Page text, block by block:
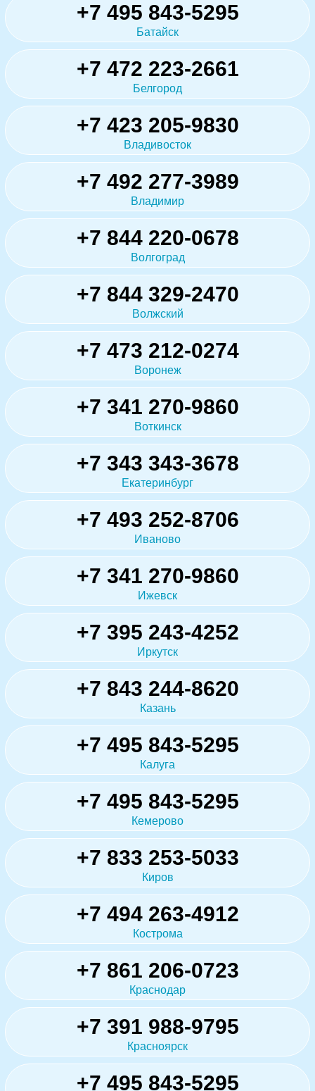
+7 495 843-5295
Батайск
+7 472 223-2661
Белгород
+7 423 205-9830
Владивосток
+7 492 277-3989
Владимир
+7 844 220-0678
Волгоград
+7 844 329-2470
Волжский
+7 473 212-0274
Воронеж
+7 341 270-9860
Воткинск
+7 343 343-3678
Екатеринбург
+7 493 252-8706
Иваново
+7 341 270-9860
Ижевск
+7 395 243-4252
Иркутск
+7 843 244-8620
Казань
+7 495 843-5295
Калуга
+7 495 843-5295
Кемерово
+7 833 253-5033
Киров
+7 494 263-4912
Кострома
+7 861 206-0723
Краснодар
+7 391 988-9795
Красноярск
+7 495 843-5295